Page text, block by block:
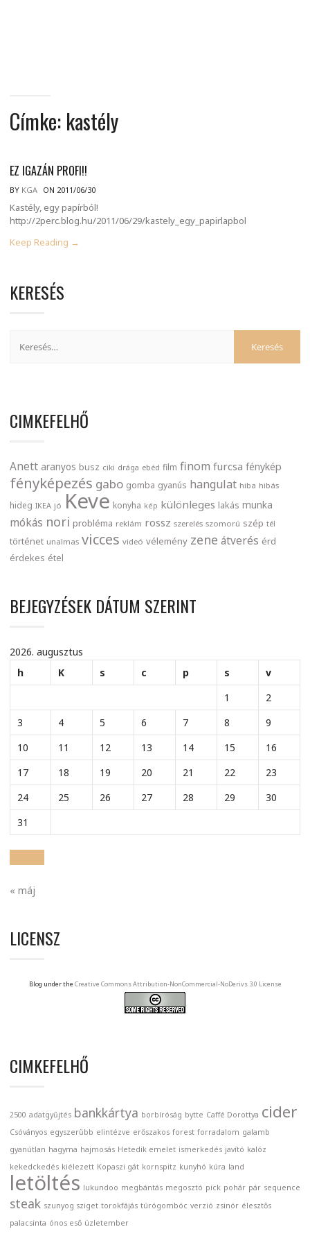
Címke: kastély
EZ IGAZÁN PROFI!!
BY KGA ON 2011/06/30
Kastély, egy papírból!
http://2perc.blog.hu/2011/06/29/kastely_egy_papirlapbol
Keep Reading →
KERESÉS
CIMKEFELHŐ
Anett aranyos busz ciki drága ebéd film finom furcsa fénykép
fényképezés gabo gomba gyanús hangulat hiba hibás
hideg IKEA jó Keve konyha kép különleges lakás munka
mókás nori probléma reklám rossz szerelés szomorú szép tél
történet unalmas vicces videó vélemény zene átverés érd
érdekes étel
BEJEGYZÉSEK DÁTUM SZERINT
2026. augusztus
h
K s c p s
v
1
2
3
4 5 6 7 8
9
10
11 12 13 14 15
16
17
18 19 20 21 22
23
24
25 26 27 28 29
30
31
« máj
LICENSZ
Blog under the Creative Commons Attribution-NonCommercial-NoDerivs 3.0 License
CIMKEFELHŐ
2500 adatgyűjtés bankkártya borbíróság bytte Caffé Dorottya cider
Csóványos egyszerűbb elintézve erőszakos forest forradalom galamb
gyanútlan hagyma hajmosás Hetedik emelet ismerkedés javító kalóz
kekedckedés kiélezett Kopaszi gát kornspitz kunyhó kúra land
letöltés lukundoo megbántás megosztó pick pohár pár sequence
steak szunyog sziget torokfájás túrógombóc verzió zsinór élesztős
palacsinta ónos eső üzletember